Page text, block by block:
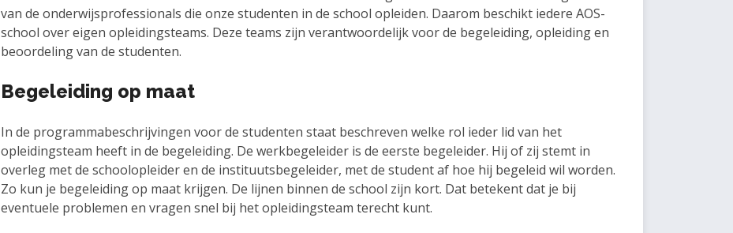
van de onderwijsprofessionals die onze studenten in de school opleiden. Daarom beschikt iedere AOS-
school over eigen opleidingsteams. Deze teams zijn verantwoordelijk voor de begeleiding, opleiding en
beoordeling van de studenten.
Begeleiding op maat
In de programmabeschrijvingen voor de studenten staat beschreven welke rol ieder lid van het
opleidingsteam heeft in de begeleiding. De werkbegeleider is de eerste begeleider. Hij of zij stemt in
overleg met de schoolopleider en de instituutsbegeleider, met de student af hoe hij begeleid wil worden.
Zo kun je begeleiding op maat krijgen. De lijnen binnen de school zijn kort. Dat betekent dat je bij
eventuele problemen en vragen snel bij het opleidingsteam terecht kunt.